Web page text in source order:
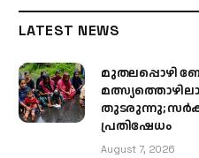
LATEST NEWS
മുതലപ്പൊഴി
തുടരുന്നു;
പ്രതിഷേധം
August 7, 2026